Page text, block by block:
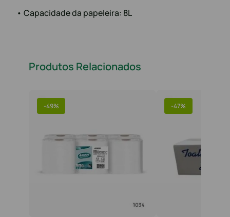
• Capacidade da papeleira: 8L
Produtos Relacionados
-49% -47%